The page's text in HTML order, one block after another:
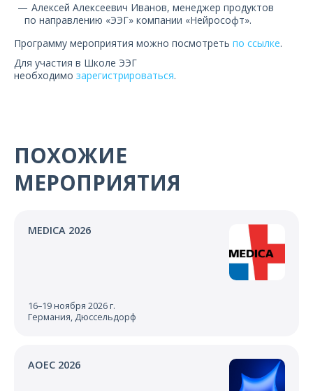
Алексей Алексеевич Иванов, менеджер продуктов
по направлению «ЭЭГ» компании «Нейрософт».
Программу мероприятия можно посмотреть по ссылке.
Для участия в Школе ЭЭГ
необходимо зарегистрироваться.
ПОХОЖИЕ
МЕРОПРИЯТИЯ
MEDICA 2026
16–19 ноября 2026 г.
Германия, Дюссельдорф
AOEC 2026